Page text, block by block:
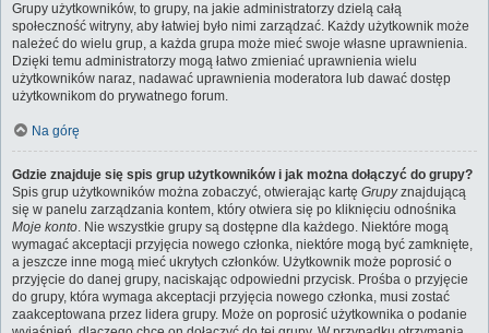
Grupy użytkowników, to grupy, na jakie administratorzy dzielą całą
społeczność witryny, aby łatwiej było nimi zarządzać. Każdy użytkownik może
należeć do wielu grup, a każda grupa może mieć swoje własne uprawnienia.
Dzięki temu administratorzy mogą łatwo zmieniać uprawnienia wielu
użytkowników naraz, nadawać uprawnienia moderatora lub dawać dostęp
użytkownikom do prywatnego forum.
Na górę
Gdzie znajduje się spis grup użytkowników i jak można dołączyć do grupy?
Spis grup użytkowników można zobaczyć, otwierając kartę Grupyznajdującą
się w panelu zarządzania kontem, który otwiera się po kliknięciu odnośnika
Moje konto. Nie wszystkie grupy są dostępne dla każdego. Niektóre mogą
wymagać akceptacji przyjęcia nowego członka, niektóre mogą być zamknięte,
a jeszcze inne mogą mieć ukrytych członków. Użytkownik może poprosić o
przyjęcie do danej grupy, naciskając odpowiedni przycisk. Prośba o przyjęcie
do grupy, która wymaga akceptacji przyjęcia nowego członka, musi zostać
zaakceptowana przez lidera grupy. Może on poprosić użytkownika o podanie